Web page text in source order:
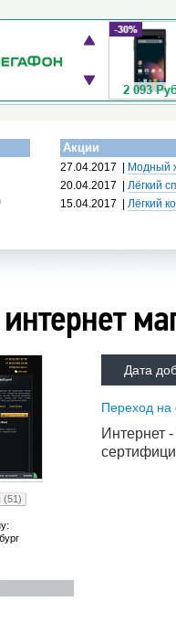
Акции
27.04.2017
Модный
20.04.2017
Лёгкий
15.04.2017
Лёгкий
(51)
Дата
Переход на
Интернет